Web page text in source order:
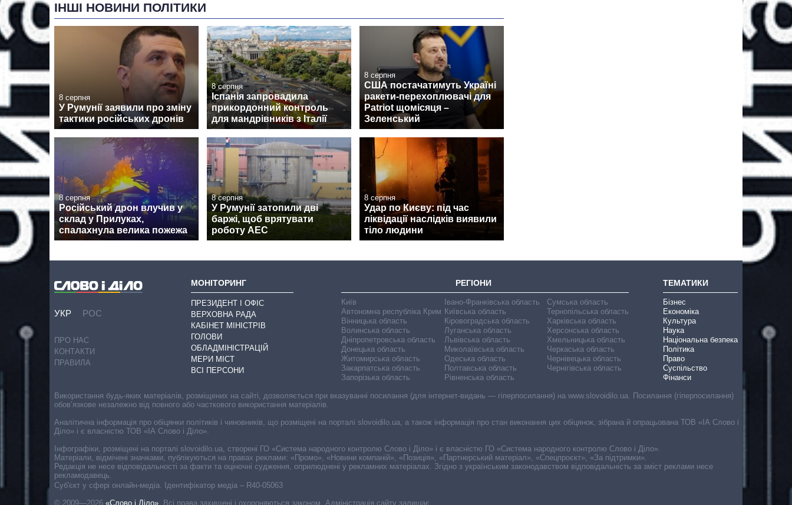
ІНШІ НОВИНИ ПОЛІТИКИ
8 серпня
У Румунії заявили про зміну
тактики російських дронів
8 серпня
Іспанія запровадила
прикордонний контроль
для мандрівників з Італії
8 серпня
США постачатимуть Україні
ракети-перехоплювачі для
Patriot щомісяця –
Зеленський
8 серпня
Російський дрон влучив у
склад у Прилуках,
спалахнула велика пожежа
8 серпня
У Румунії затопили дві
баржі, щоб врятувати
роботу АЕС
8 серпня
Удар по Києву: під час
ліквідації наслідків виявили
тіло людини
УКР РОС
ПРО НАС
КОНТАКТИ
ПРАВИЛА
МОНІТОРИНГ
ПРЕЗИДЕНТ І ОФІС
ВЕРХОВНА РАДА
КАБІНЕТ МІНІСТРІВ
ГОЛОВИ
ОБЛАДМІНІСТРАЦІЙ
МЕРИ МІСТ
ВСІ ПЕРСОНИ
РЕГІОНИ
Київ
Автономна республіка Крим
Вінницька область
Волинська область
Дніпропетровська область
Донецька область
Житомирська область
Закарпатська область
Запорізька область
Івано-Франківська область
Київська область
Кіровоградська область
Луганська область
Львівська область
Миколаївська область
Одеська область
Полтавська область
Рівненська область
Сумська область
Тернопільська область
Харківська область
Херсонська область
Хмельницька область
Черкаська область
Чернівецька область
Чернігівська область
ТЕМАТИКИ
Бізнес
Економіка
Культура
Наука
Національна безпека
Політика
Право
Суспільство
Фінанси
Cуб'єкт у сфері онлайн-медіа. Ідентифікатор медіа – R40-05063
© 2009—2026 «Слово і Діло» Всі права захищені і охороняються законом. Адміністрація сайту залишає
Використання будь-яких матеріалів, розміщених на сайті, дозволяється при вказуванні посилання (для інтернет-видань — гіперпосилання) на www.slovoidilo.ua. Посилання (гіперпосилання)
обов’язкове незалежно від повного або часткового використання матеріалів.
Аналітична інформація про обіцянки політиків і чиновників, що розміщені на порталі slovoidilo.ua, а також інформація про стан виконання цих обіцянок, зібрана й опрацьована ТОВ «ІА Слово і
Діло» і є власністю ТОВ «ІА Слово і Діло».
Інфографіки, розміщені на порталі slovoidilo.ua, створені ГО «Система народного контролю Слово і Діло» і є власністю ГО «Система народного контролю Слово і Діло».
Матеріали, відмічені значками, публікуються на правах реклами: «Промо», «Новини компаній», «Позиція», «Партнерський матеріал», «Спецпроєкт», «За підтримки».
Редакція не несе відповідальності за факти та оціночні судження, оприлюднені у рекламних матеріалах. Згідно з українським законодавством відповідальність за зміст реклами несе
рекламодавець.